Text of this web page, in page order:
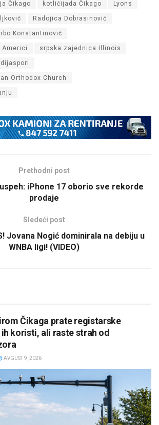
Čikago kotlićijada Čikago Lyons
Radojica Dobrasinović
Konstantinović
srpska zajednica Illinois
Orthodox Church
Prethodni post
iPhone 17 oborio sve rekorde
prodaje
Sledeći post
Jovana Nogić dominirala na debiju u
WNBA ligi! (VIDEO)
Čikaga prate registarske
koristi, ali raste strah od
AVGUST 9, 2026